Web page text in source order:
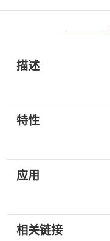
描述
特性
应用
相关链接